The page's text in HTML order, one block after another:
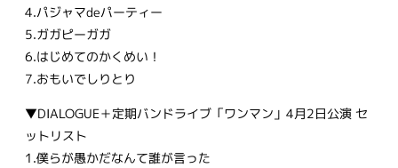
4.パジャマdeパーティー
5.ガガピーガガ
6.はじめてのかくめい！
7.おもいでしりとり
▼DIALOGUE＋定期バンドライブ「ワンマン」4月2日公演 セ
ットリスト
1.僕らが愚かだなんて誰が言った